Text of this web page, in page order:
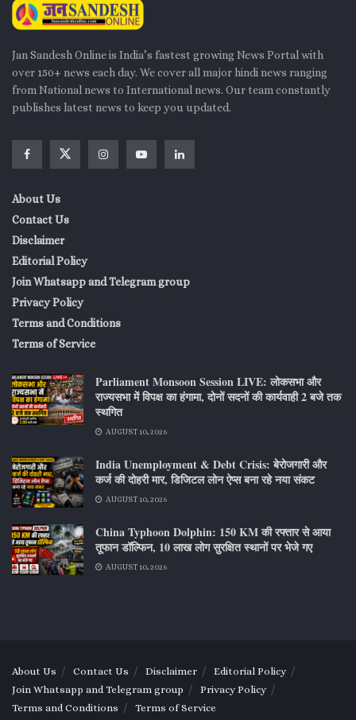
Jan Sandesh Online is India’s fastest growing News Portal with
over 150+ news each day. We cover all major hindi news ranging
from National news to International news. Our team constantly
publishes latest news to keep you updated.
About Us
Contact Us
Disclaimer
Editorial Policy
Join Whatsapp and Telegram group
Privacy Policy
Terms and Conditions
Terms of Service
Parliament Monsoon Session LIVE: लोकसभा और
राज्यसभा में विपक्ष का हंगामा, दोनों सदनों की कार्यवाही 2 बजे तक
स्थगित
AUGUST 10, 2026
India Unemployment & Debt Crisis: बेरोजगारी और
कर्ज की दोहरी मार, डिजिटल लोन ऐप्स बना रहे नया संकट
AUGUST 10, 2026
China Typhoon Dolphin: 150 KM की रफ्तार से आया
तूफान डॉल्फिन, 10 लाख लोग सुरक्षित स्थानों पर भेजे गए
AUGUST 10, 2026
About Us Contact Us Disclaimer
Editorial Policy
Join Whatsapp and Telegram group
Privacy Policy
Terms and Conditions
Terms of Service